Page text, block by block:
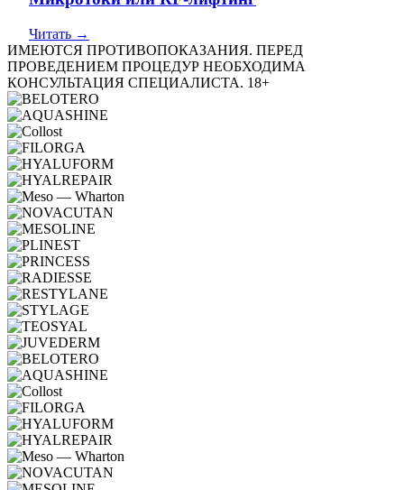
Читать →
ИМЕЮТСЯ ПРОТИВОПОКАЗАНИЯ. ПЕРЕД
ПРОВЕДЕНИЕМ ПРОЦЕДУР НЕОБХОДИМА
КОНСУЛЬТАЦИЯ СПЕЦИАЛИСТА. 18+